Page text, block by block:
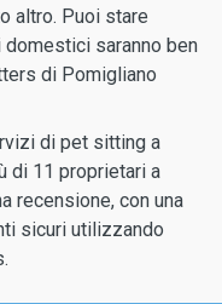
altro. Puoi stare
saranno ben
di Pomigliano
di pet sitting a
di 11 proprietari a
recensione, con una
sicuri utilizzando